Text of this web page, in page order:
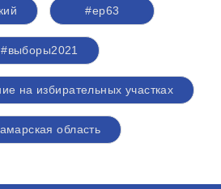
#ер63
#выборы2021
на избирательных участках
область